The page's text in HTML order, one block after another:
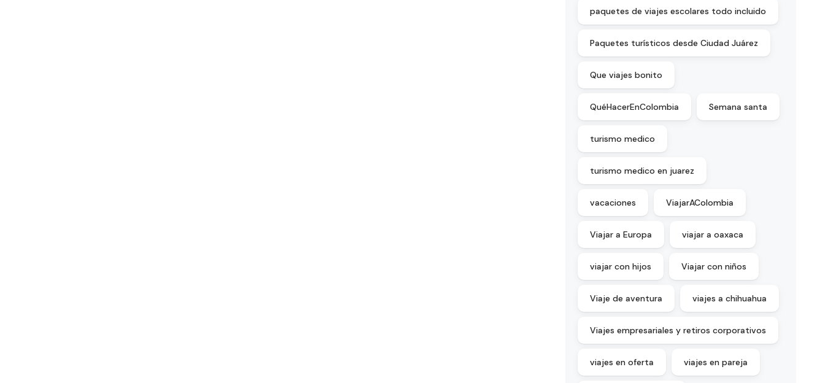
paquetes de viajes escolares todo incluido
Paquetes turísticos desde Ciudad Juárez
Que viajes bonito
QuéHacerEnColombia Semana santa
turismo medico
turismo medico en juarez
vacaciones ViajarAColombia
Viajar a Europa viajar a oaxaca
viajar con hijos Viajar con niños
Viaje de aventura viajes a chihuahua
Viajes empresariales y retiros corporativos
viajes en oferta viajes en pareja